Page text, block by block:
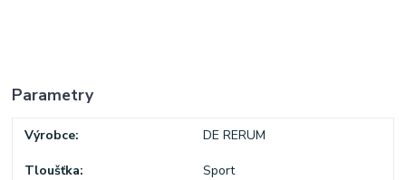
Parametry
Výrobce DE RERUM
Tloušťka Sport